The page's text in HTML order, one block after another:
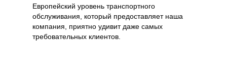
Европейский уровень транспортного
обслуживания, который предоставляет наша
компания, приятно удивит даже самых
требовательных клиентов.